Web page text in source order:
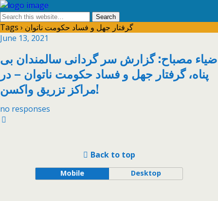
Tags › گرفتار جهل و فساد حکومت ناتوان
June 13, 2021
ضیاء مصباح: گزارش سر گردانی سالمندان بی
پناه، گرفتار جهل و فساد حکومت ناتوان – در
مراکز تزریق واکسن!
no responses
Back to top
Mobile Desktop